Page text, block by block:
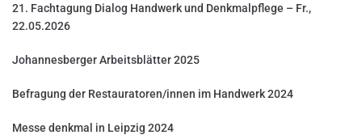
21. Fachtagung Dialog Handwerk und Denkmalpflege – Fr.,
22.05.2026
Johannesberger Arbeitsblätter 2025
Befragung der Restauratoren/innen im Handwerk 2024
Messe denkmal in Leipzig 2024